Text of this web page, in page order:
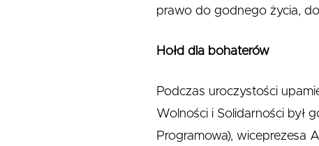
prawo do godnego życia,
Hołd dla bohaterów
Podczas uroczystości
Wolności i Solidarności był
Programowa), wiceprezesa